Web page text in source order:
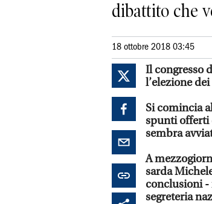
dibattito che
18 ottobre 2018 03:45
Il congresso
l’elezione
Si comincia
spunti offerti
sembra
A
sarda
conclusioni -
segreteria